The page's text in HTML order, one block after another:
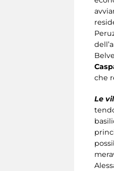
che
Le